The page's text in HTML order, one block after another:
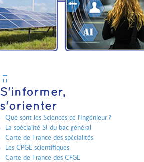
S'informer,
s'orienter
Que sont les Sciences de l'Ingénieur ?
La spécialité SI du bac général
Carte de France des spécialités
Les CPGE scientifiques
Carte de France des CPGE